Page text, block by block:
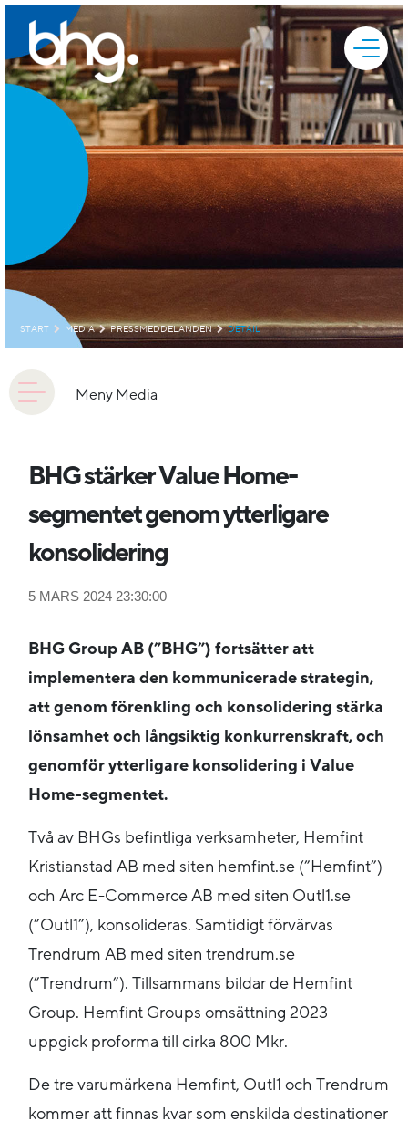
START MEDIA PRESSMEDDELANDEN DETAIL
Meny Media
BHG stärker Value Home-
segmentet genom ytterligare
konsolidering
5 MARS 2024 23:30:00
BHG Group AB (”BHG”) fortsätter att
implementera den kommunicerade strategin,
att genom förenkling och konsolidering stärka
lönsamhet och långsiktig konkurrenskraft, och
genomför ytterligare konsolidering i Value
Home-segmentet.
Två av BHGs befintliga verksamheter, Hemfint
Kristianstad AB med siten hemfint.se (”Hemfint”)
och Arc E-Commerce AB med siten Outl1.se
(”Outl1”), konsolideras. Samtidigt förvärvas
Trendrum AB med siten trendrum.se
(”Trendrum”). Tillsammans bildar de Hemfint
Group. Hemfint Groups omsättning 2023
uppgick proforma till cirka 800 Mkr.
De tre varumärkena Hemfint, Outl1 och Trendrum
kommer att finnas kvar som enskilda destinationer